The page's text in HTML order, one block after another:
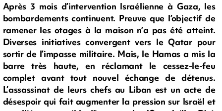
Après 3 mois d’intervention Israélienne à Gaza, les
bombardements continuent. Preuve que l’objectif de
ramener les otages à la maison n’a pas été atteint.
Diverses initiatives convergent vers le Qatar pour
sortir de l’impasse militaire. Mais, le Hamas a mis la
barre très haute, en réclamant le cessez-le-feu
complet avant tout nouvel échange de détenus.
L’assassinat de leurs chefs au Liban est un acte de
désespoir qui fait augmenter la pression sur Israël et